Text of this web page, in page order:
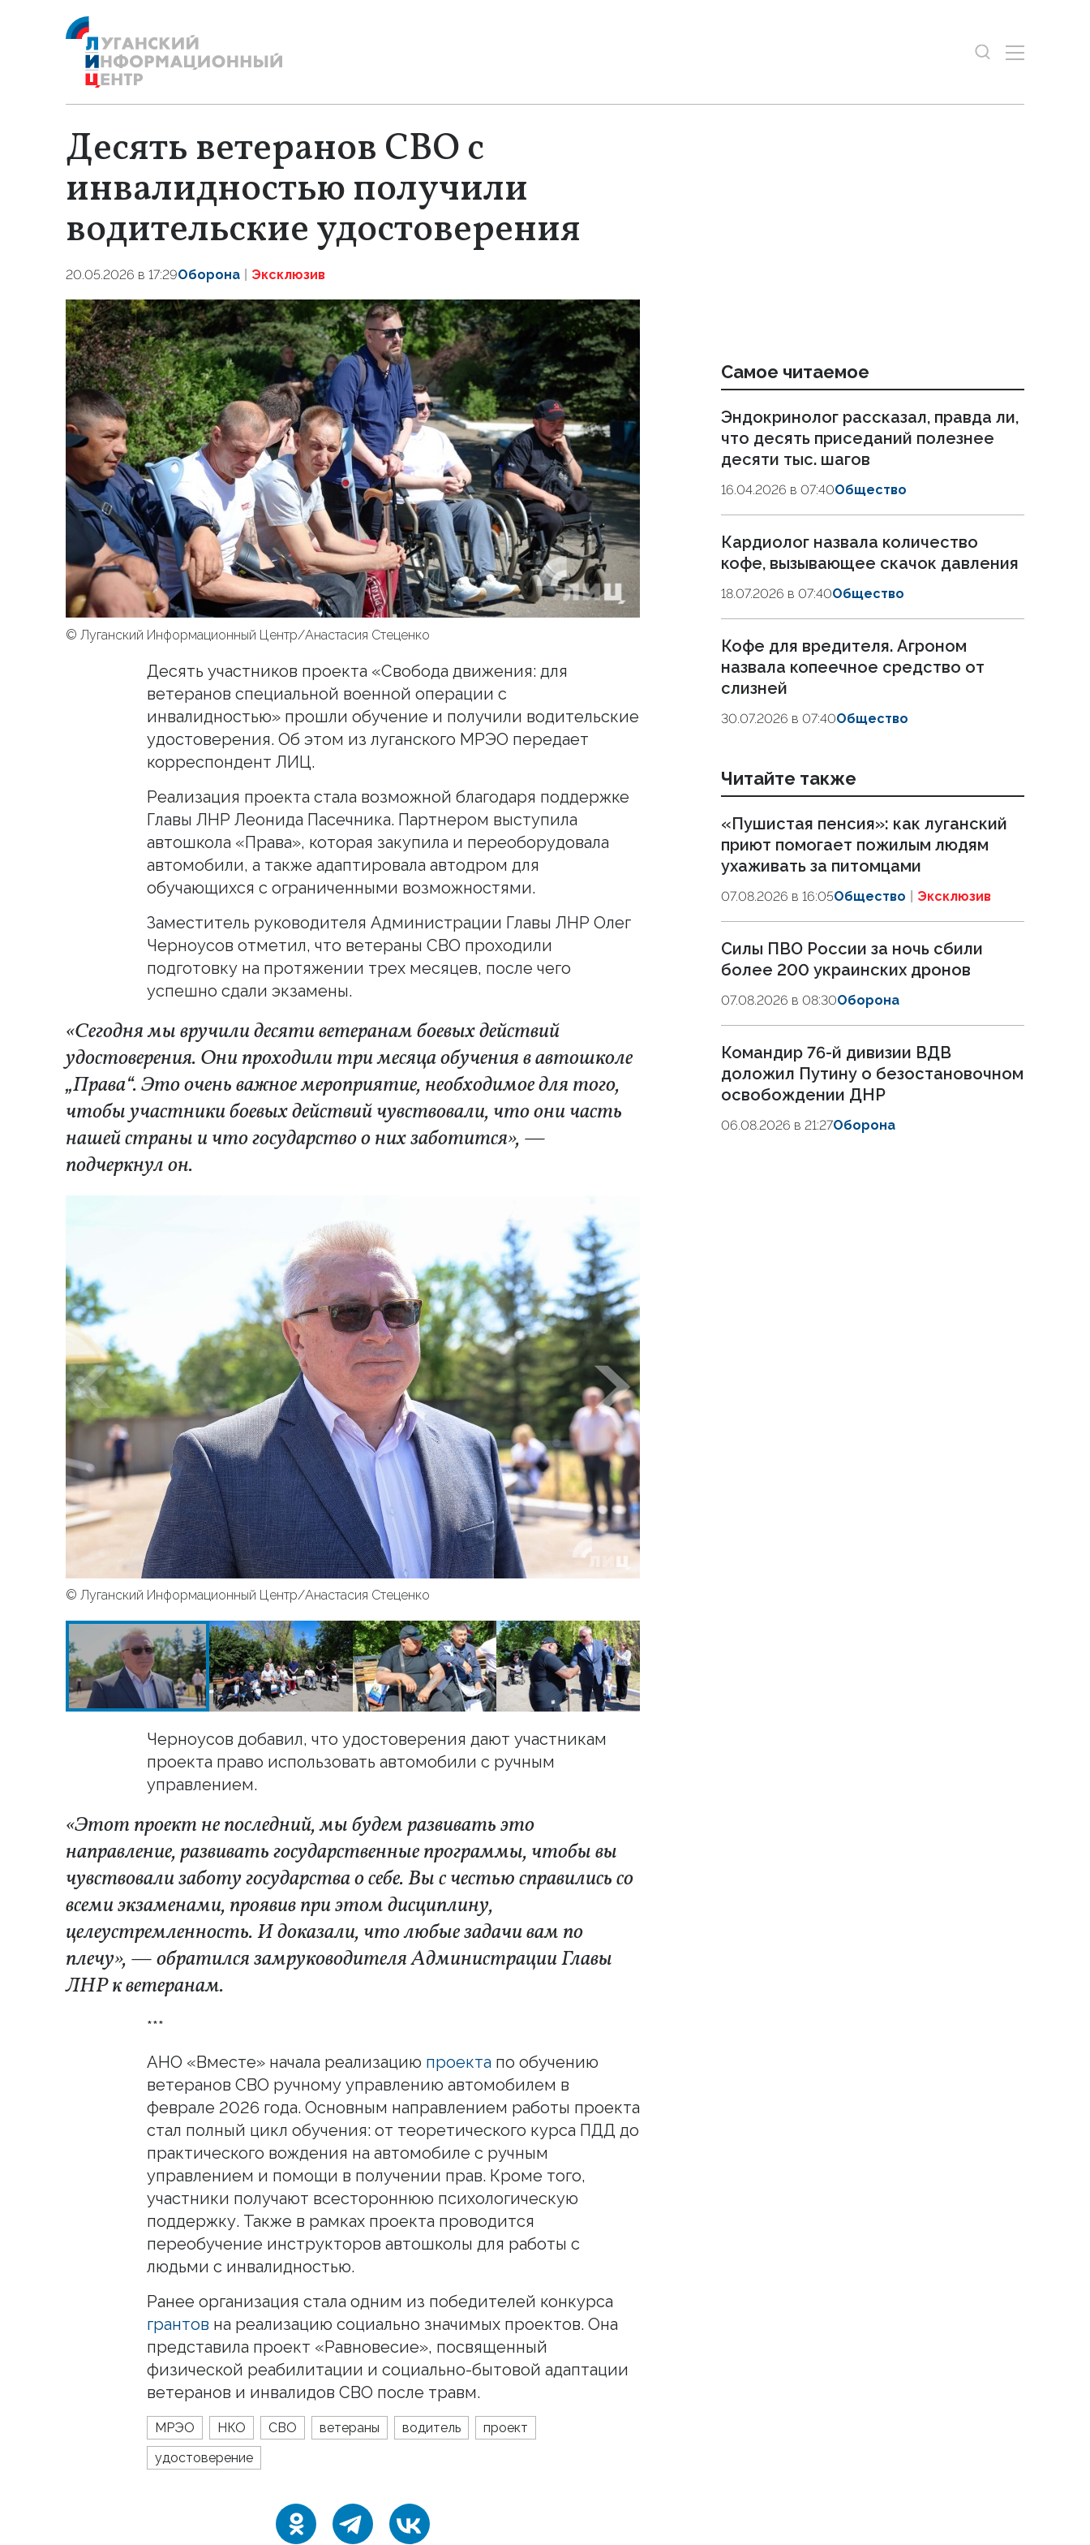
Десять ветеранов СВО с
инвалидностью получили
водительские удостоверения
20.05.2026 в 17:29Оборона Эксклюзив
© Луганский Информационный Центр/Анастасия Стеценко
Десять участников проекта «Свобода движения: для
ветеранов специальной военной операции с
инвалидностью» прошли обучение и получили водительские
удостоверения. Об этом из луганского МРЭО передает
корреспондент ЛИЦ.
Реализация проекта стала возможной благодаря поддержке
Главы ЛНР Леонида Пасечника. Партнером выступила
автошкола «Права», которая закупила и переоборудовала
автомобили, а также адаптировала автодром для
обучающихся с ограниченными возможностями.
Заместитель руководителя Администрации Главы ЛНР Олег
Черноусов отметил, что ветераны СВО проходили
подготовку на протяжении трех месяцев, после чего
успешно сдали экзамены.
«Сегодня мы вручили десяти ветеранам боевых действий
удостоверения. Они проходили три месяца обучения в автошколе
„Права“. Это очень важное мероприятие, необходимое для того,
чтобы участники боевых действий чувствовали, что они часть
нашей страны и что государство о них заботится», —
подчеркнул он.
© Луганский Информационный Центр/Анастасия Стеценко
Черноусов добавил, что удостоверения дают участникам
проекта право использовать автомобили с ручным
управлением.
«Этот проект не последний, мы будем развивать это
направление, развивать государственные программы, чтобы вы
чувствовали заботу государства о себе. Вы с честью справились со
всеми экзаменами, проявив при этом дисциплину,
целеустремленность. И доказали, что любые задачи вам по
плечу», — обратился замруководителя Администрации Главы
ЛНР к ветеранам.
***
АНО «Вместе» начала реализацию проекта по обучению
ветеранов СВО ручному управлению автомобилем в
феврале 2026 года. Основным направлением работы проекта
стал полный цикл обучения: от теоретического курса ПДД до
практического вождения на автомобиле с ручным
управлением и помощи в получении прав. Кроме того,
участники получают всестороннюю психологическую
поддержку. Также в рамках проекта проводится
переобучение инструкторов автошколы для работы с
людьми с инвалидностью.
Ранее организация стала одним из победителей конкурса
грантов на реализацию социально значимых проектов. Она
представила проект «Равновесие», посвященный
физической реабилитации и социально-бытовой адаптации
ветеранов и инвалидов СВО после травм.
МРЭО НКО СВО ветераны водитель
проект
удостоверение
Самое читаемое
Эндокринолог рассказал, правда ли,
что десять приседаний полезнее
десяти тыс. шагов
16.04.2026 в 07:40Общество
Кардиолог назвала количество
кофе, вызывающее скачок давления
18.07.2026 в 07:40Общество
Кофе для вредителя. Агроном
назвала копеечное средство от
слизней
30.07.2026 в 07:40Общество
Читайте также
«Пушистая пенсия»: как луганский
приют помогает пожилым людям
ухаживать за питомцами
07.08.2026 в 16:05Общество Эксклюзив
Силы ПВО России за ночь сбили
более 200 украинских дронов
07.08.2026 в 08:30Оборона
Командир 76-й дивизии ВДВ
доложил Путину о безостановочном
освобождении ДНР
06.08.2026 в 21:27Оборона